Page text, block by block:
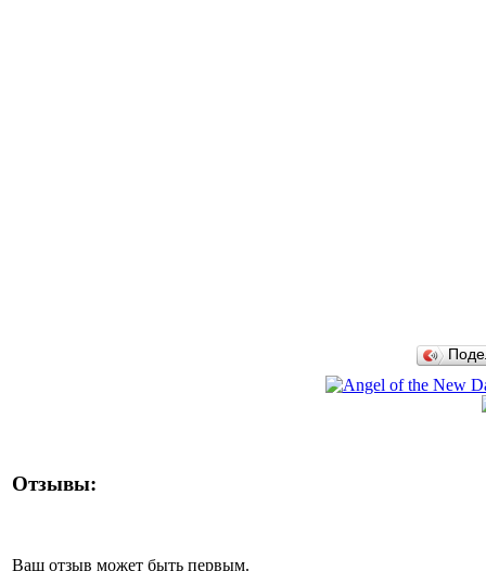
Отзывы:
Ваш отзыв может быть первым.